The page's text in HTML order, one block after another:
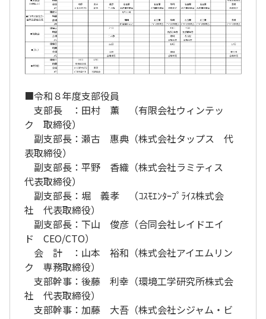
■令和８年度支部役員
支部長 ：田村 薫
（有限会社ウィンテッ
ク 取締役）
副支部長：瀬古 惠典（株式会社タップス 代
表取締役）
副支部長：平野 香織（株式会社ラミティス
代表取締役）
副支部長：堀 義孝 （ｺｽﾓｴﾝﾀｰﾌﾟﾗｲｽ株式会
社 代表取締役）
副支部長：下山 俊彦（合同会社レイドエイ
ド CEO/CTO）
会 計 ：山本 裕和（株式会社アイエムリン
ク 専務取締役）
支部幹事：後藤 利幸（環境工学研究所株式会
社 代表取締役）
支部幹事：加藤 大吾（株式会社シジャム・ビ